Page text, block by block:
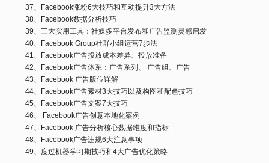
37、Facebook涨粉6大技巧和互动提升3大方法
38、Facebook数据分析技巧
39、三大实用工具：社媒多平台发布和广告监测灵感启发
40、Facebook Group社群小组运营7步法
41、Facebook广告投放成本差异、投放准备
42、Facebook广告体系：广告系列、 广告组、广告
43、Facebook 广告版位详解
44、Facebook广告素材3大技巧以及构图和配色技巧
45、Facebook广告文案7大技巧
46、 Facebook广告创意本地化案例
47、Facebook 广告分析核心数据维度和指标
48、Facebook广告违规6大注意事项
49、度过机器学习期技巧和4大广告优化策略